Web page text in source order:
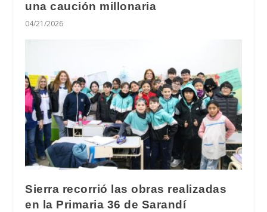
una caución millonaria
04/21/2026
Sierra recorrió las obras realizadas
en la Primaria 36 de Sarandí